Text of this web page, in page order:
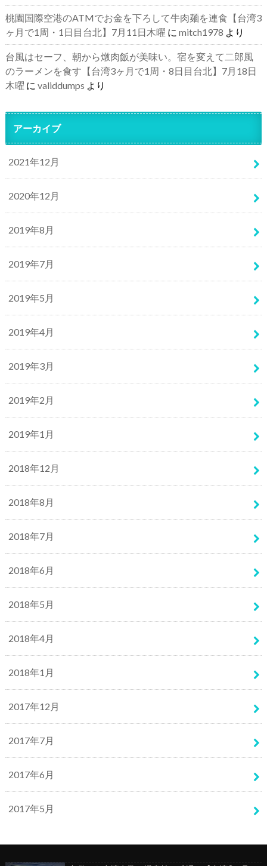
桃園国際空港のATMでお金を下ろして牛肉麺を連食【台湾3
ヶ月で1周・1日目台北】7月11日木曜 に mitch1978 より
台風はセーフ、朝から燉肉飯が美味い。宿を変えて二郎風
のラーメンを食す【台湾3ヶ月で1周・8日目台北】7月18日
木曜 に validdumps より
アーカイブ
2021年12月
2020年12月
2019年8月
2019年7月
2019年5月
2019年4月
2019年3月
2019年2月
2019年1月
2018年12月
2018年8月
2018年7月
2018年6月
2018年5月
2018年4月
2018年1月
2017年12月
2017年7月
2017年6月
2017年5月